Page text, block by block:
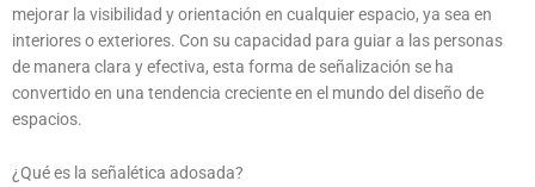
mejorar la visibilidad y orientación en cualquier espacio, ya sea en
interiores o exteriores. Con su capacidad para guiar a las personas
de manera clara y efectiva, esta forma de señalización se ha
convertido en una tendencia creciente en el mundo del diseño de
espacios.
¿Qué es la señalética adosada?